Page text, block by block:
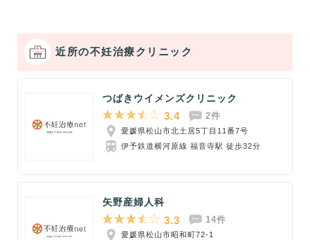
近所の不妊治療クリニック
つばきウイメンズクリニック
3.4 2件
愛媛県松山市北土居5丁目11番7号
伊予鉄道横河原線 福音寺駅 徒歩32分
矢野産婦人科
3.3 14件
愛媛県松山市昭和町72-1